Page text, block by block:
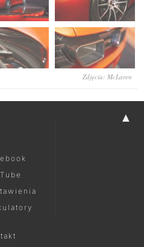
Zdjęcia: McLaren
▲